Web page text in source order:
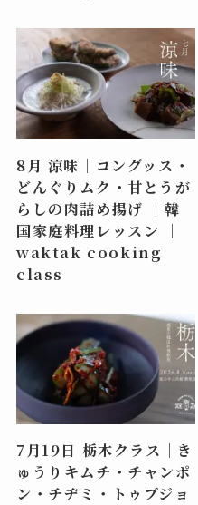
8月 涼味｜コングッス・
どんぐりムク・甘とうが
らしの肉詰め揚げ ｜韓
国家庭料理レッスン ｜
waktak cooking
class
7月19日 栃木クラス｜き
ゅうりキムチ・チャンポ
ン・チヂミ・トゥブジョ